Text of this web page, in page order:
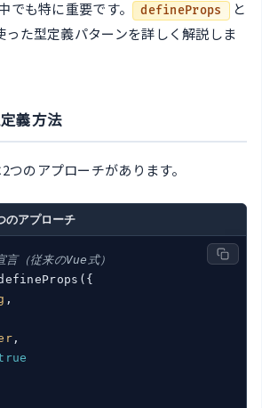
でも特に重要です。 defineProps と
った型定義パターンを詳しく解説しま
義方法
のアプローチがあります。
アプローチ
（従来のVue式）
,
,